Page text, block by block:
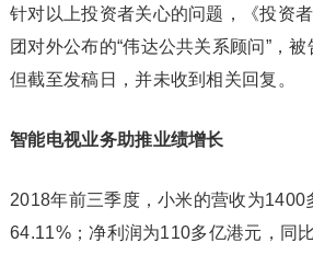
针对以上投资者关心的问题，《投资
团对外公布的“伟达公共关系顾问”，被
但截至发稿日，并未收到相关回复。
智能电视业务助推业绩增长
2018年前三季度，小米的营收为1400
64.11%；净利润为110多亿港元，同